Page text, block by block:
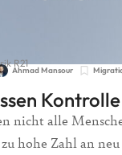
R21
Ahmad Mansour
nicht alle
hohe Zahl an